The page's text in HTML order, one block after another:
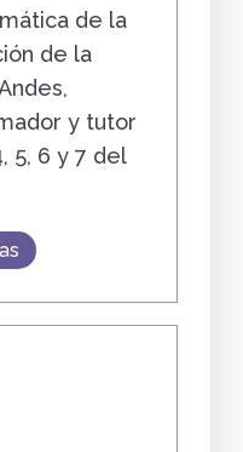
de la
de la
y tutor
5, 6 y 7 del